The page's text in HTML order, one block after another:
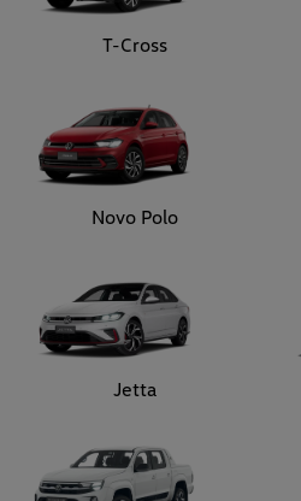
T-Cross
Novo Polo
Jetta